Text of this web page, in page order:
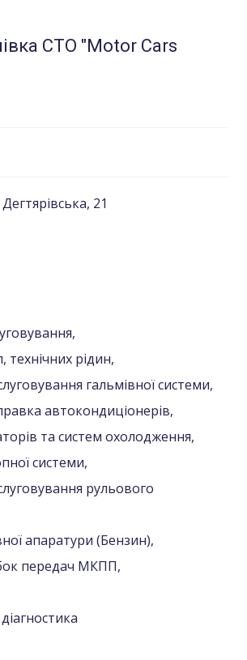
СТО "Motor Cars
21
технічних рідин,
гальмівної системи,
автокондиціонерів,
та систем охолодження,
системи,
рульового
апаратури (Бензин),
передач МКПП,